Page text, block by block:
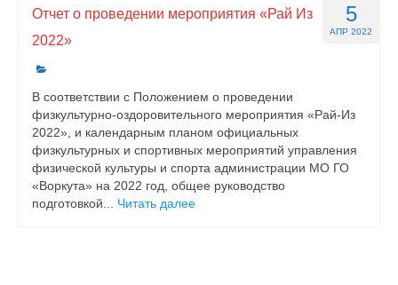
5
АПР 2022
Отчет о проведении мероприятия «Рай Из
2022»
В соответствии с Положением о проведении
физкультурно-оздоровительного мероприятия «Рай-Из
2022», и календарным планом официальных
физкультурных и спортивных мероприятий управления
физической культуры и спорта администрации МО ГО
«Воркута» на 2022 год, общее руководство
подготовкой... Читать далее